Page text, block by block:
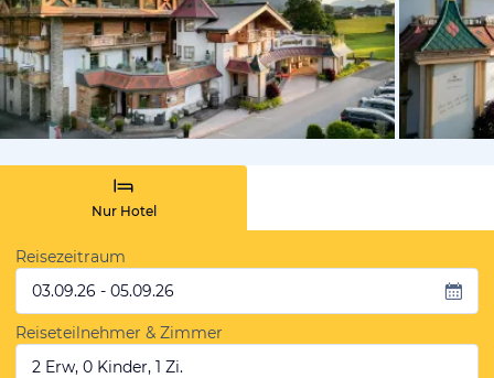
vom
Nur Hotel
Reisezeitraum
03.09.26 - 05.09.26
Reiseteilnehmer & Zimmer
2 Erw, 0 Kinder, 1 Zi.